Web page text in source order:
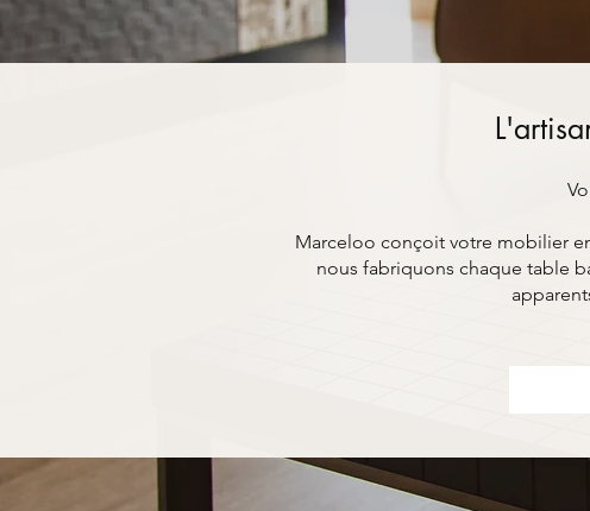
Marceloo conçoit votre mobilier
nous fabriquons chaque table